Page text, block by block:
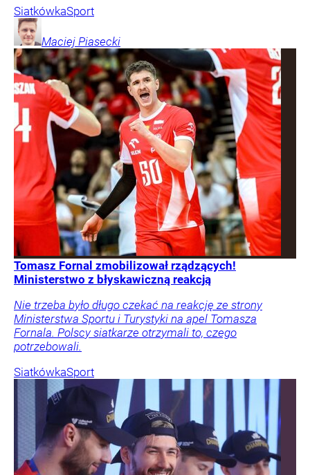
SiatkówkaSport
Maciej Piasecki
Tomasz Fornal zmobilizował rządzących!
Ministerstwo z błyskawiczną reakcją
Nie trzeba było długo czekać na reakcję ze strony
Ministerstwa Sportu i Turystyki na apel Tomasza
Fornala. Polscy siatkarze otrzymali to, czego
potrzebowali.
SiatkówkaSport